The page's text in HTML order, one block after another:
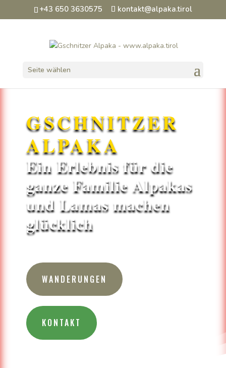
+43 650 3630575 kontakt@alpaka.tirol
Seite wählen
GSCHNITZER
ALPAKA
Ein Erlebnis für die
ganze Familie Alpakas
und Lamas machen
glücklich
WANDERUNGEN
KONTAKT